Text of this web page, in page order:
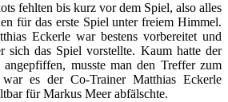
fehlten bis kurz vor dem Spiel, also alles
für das erste Spiel unter freiem Himmel.
Eckerle war bestens vorbereitet und
sich das Spiel vorstellte. Kaum hatte der
angepfiffen, musste man den Treffer zum
es der Co-Trainer Matthias Eckerle
für Markus Meer abfälschte.